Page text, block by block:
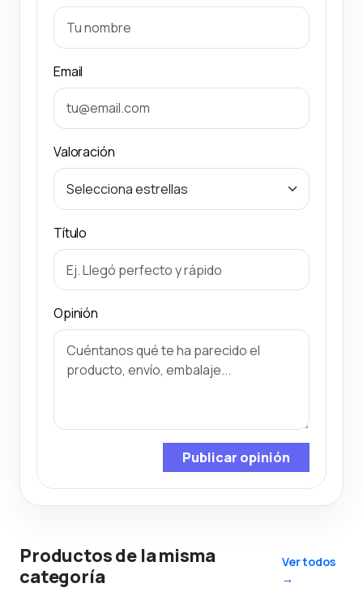
Email
Valoración
Título
Opinión
Publicar opinión
Productos de la misma
categoría
Ver todos
→